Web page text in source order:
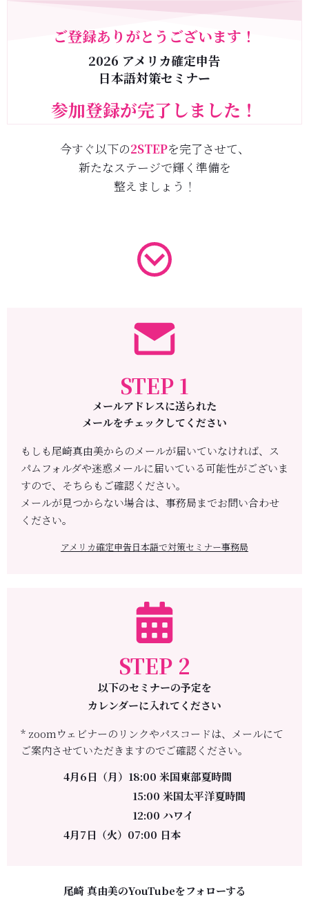
ご登録ありがとうございます！
2026 アメリカ確定申告
日本語対策セミナー
参加登録が完了しました！
今すぐ以下の2STEPを完了させて、
新たなステージで輝く準備を
整えましょう！
STEP 1
メールアドレスに送られた
メールをチェックしてください
もしも尾崎真由美からのメールが届いていなければ、ス
パムフォルダや迷惑メールに届いている可能性がございま
すので、そちらもご確認ください。
メールが見つからない場合は、 事務局までお問い合わせ
ください。
アメリカ確定申告日本語で対策セミナー事務局
STEP 2
以下のセミナーの予定を
カレンダーに入れてください
* zoomウェビナーのリンクやパスコードは、メールにて
ご案内させていただきますのでご確認ください。
4月6日（月）18:00 米国東部夏時間
15:00 米国太平洋夏時間
12:00 ハワイ
4月7日（火）07:00 日本
尾崎 真由美のYouTubeをフォローする